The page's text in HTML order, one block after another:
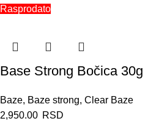
Rasprodato
Base Strong Bočica 30g
Baze, Baze strong, Clear Baze
2,950.00 RSD